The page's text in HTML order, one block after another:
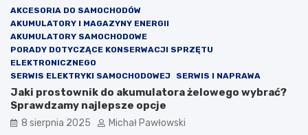
AKCESORIA DO SAMOCHODÓW
AKUMULATORY I MAGAZYNY ENERGII
AKUMULATORY SAMOCHODOWE
PORADY DOTYCZĄCE KONSERWACJI SPRZĘTU
ELEKTRONICZNEGO
SERWIS ELEKTRYKI SAMOCHODOWEJ
SERWIS I NAPRAWA
Jaki prostownik do akumulatora żelowego wybrać?
Sprawdzamy najlepsze opcje
8 sierpnia 2025 Michał Pawłowski